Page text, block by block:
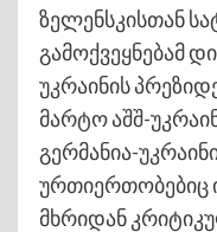
ზელენსკისთან
გამოქვეყნებამ
უკრაინის
მარტო აშშ-
გერმანია-
ურთიერთობებიც
მხრიდან